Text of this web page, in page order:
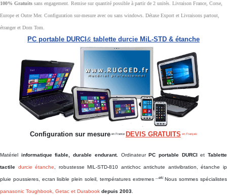
100% Gratuits sans engagement. Remise sur quantité possible à partir de 2 unités. Livraison France, Corse,
Europe et Outre Mer. Configuration sur-mesure avec ou sans windows. Détaxe Export et Livraisons partout,
étranger et Dom Tom.
PC portable DURCI & tablette durcie MiL-STD & étanche
Configuration sur mesure en France DEVIS GRATUITS en Français
Matériel informatique fiable, durable endurant. OrdinateurPC portable DURCIet Tablette
tactile durcie étanche , robustesse MIL-STD-810 antichoc antichute antivibration, étanche ip
pluie poussieres, ecran lisible plein soleil, températures extremes ...etcNous sommes spécialistes
panasonic Toughbook, Getac et Durabook depuis 2003